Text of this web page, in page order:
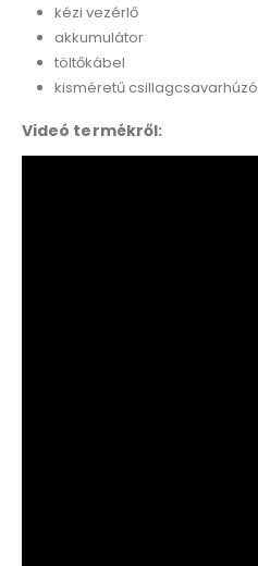
kézi vezérlő
akkumulátor
töltőkábel
kisméretű csillagcsavarhúzó
Videó termékről: